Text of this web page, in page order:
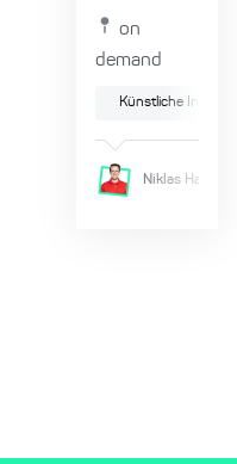
on
demand
Künstliche
Niklas Haas